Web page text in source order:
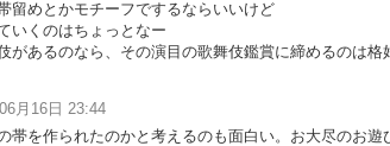
留めとかモチーフでするならいいけど
いくのはちょっとなー
があるのなら、その演目の歌舞伎鑑賞に締めるのは格
月16日 23:44
帯を作られたのかと考えるのも面白い。お大尽のお